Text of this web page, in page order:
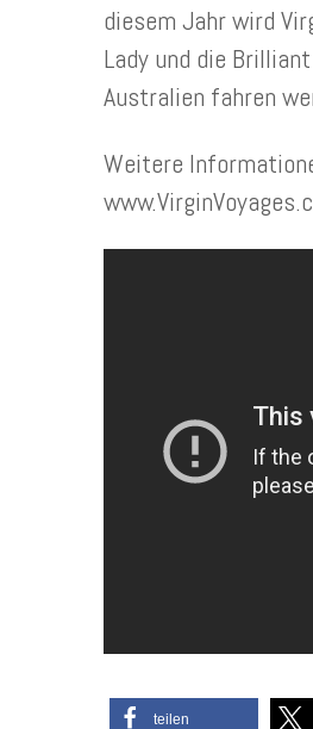
diesem Jahr wird
Lady und die
Australien fahren
Weitere
teilen